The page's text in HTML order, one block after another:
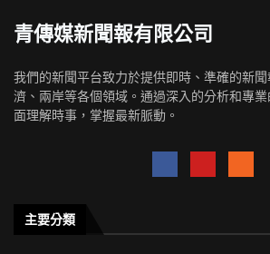
青傳媒新聞報有限公司
我們的新聞平台致力於提供即時、準確的新
濟、兩岸等各個領域。通過深入的分析和專
面理解時事，掌握最新脈動。
主要分類